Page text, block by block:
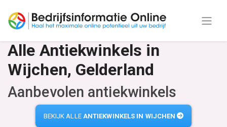
Alle Antiekwinkels in
Wijchen, Gelderland
Aanbevolen antiekwinkels
BEKIJK ALLE ANTIEKWINKELS IN WIJCHEN